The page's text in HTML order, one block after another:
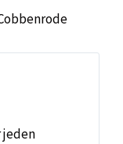
jeden